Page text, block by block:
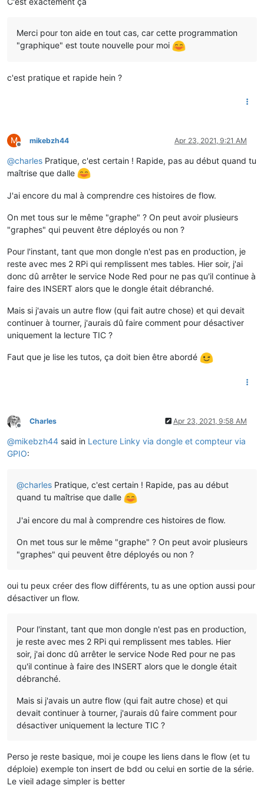
Merci pour ton aide en tout cas, car cette programmation
"graphique" est toute nouvelle pour moi
c'est pratique et rapide hein ?
M
Offline
mikebzh44 Apr 23, 2021, 9:21 AM
@charles Pratique, c'est certain ! Rapide, pas au début quand tu
maîtrise que dalle
J'ai encore du mal à comprendre ces histoires de flow.
On met tous sur le même "graphe" ? On peut avoir plusieurs
"graphes" qui peuvent être déployés ou non ?
Pour l'instant, tant que mon dongle n'est pas en production, je
reste avec mes 2 RPi qui remplissent mes tables. Hier soir, j'ai
donc dû arrêter le service Node Red pour ne pas qu'il continue à
faire des INSERT alors que le dongle était débranché.
Mais si j'avais un autre flow (qui fait autre chose) et qui devait
continuer à tourner, j'aurais dû faire comment pour désactiver
uniquement la lecture TIC ?
Faut que je lise les tutos, ça doit bien être abordé
Offline
Charles Apr 23, 2021, 9:58 AM
@mikebzh44 said in Lecture Linky via dongle et compteur via
GPIO:
@charles Pratique, c'est certain ! Rapide, pas au début
quand tu maîtrise que dalle
J'ai encore du mal à comprendre ces histoires de flow.
On met tous sur le même "graphe" ? On peut avoir plusieurs
"graphes" qui peuvent être déployés ou non ?
oui tu peux créer des flow différents, tu as une option aussi pour
désactiver un flow.
Pour l'instant, tant que mon dongle n'est pas en production,
je reste avec mes 2 RPi qui remplissent mes tables. Hier
soir, j'ai donc dû arrêter le service Node Red pour ne pas
qu'il continue à faire des INSERT alors que le dongle était
débranché.
Mais si j'avais un autre flow (qui fait autre chose) et qui
devait continuer à tourner, j'aurais dû faire comment pour
désactiver uniquement la lecture TIC ?
Perso je reste basique, moi je coupe les liens dans le flow (et tu
déploie) exemple ton insert de bdd ou celui en sortie de la série.
Le vieil adage simpler is better